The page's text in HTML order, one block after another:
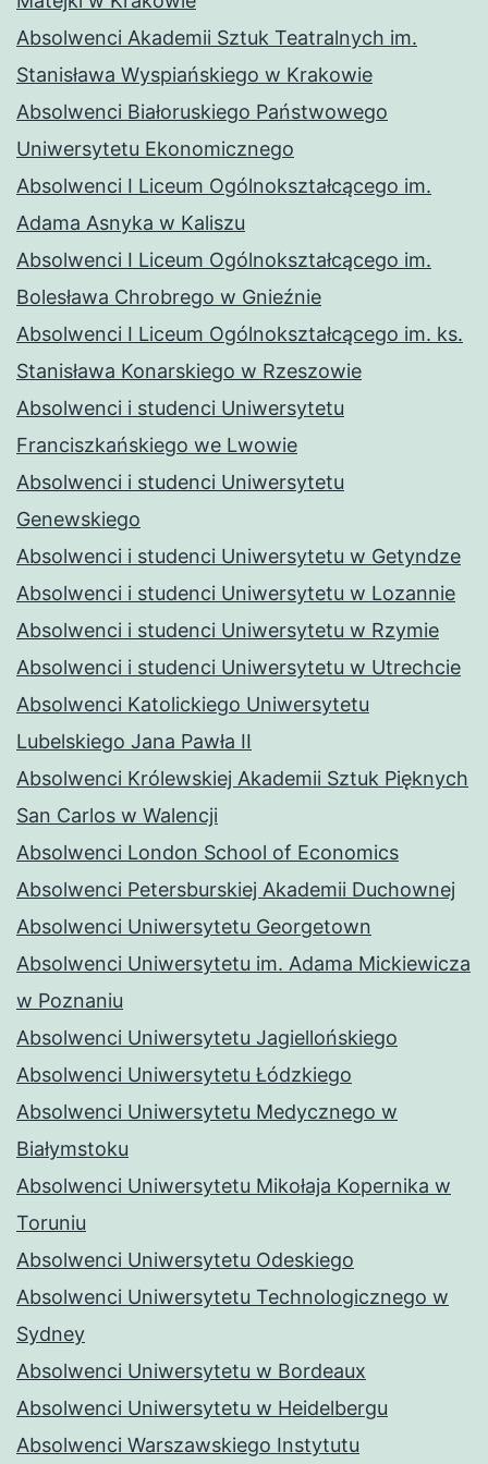
Absolwenci Akademii Sztuk Teatralnych im.
Stanisława Wyspiańskiego w Krakowie
Absolwenci Białoruskiego Państwowego
Uniwersytetu Ekonomicznego
Absolwenci I Liceum Ogólnokształcącego im.
Adama Asnyka w Kaliszu
Absolwenci I Liceum Ogólnokształcącego im.
Bolesława Chrobrego w Gnieźnie
Absolwenci I Liceum Ogólnokształcącego im. ks.
Stanisława Konarskiego w Rzeszowie
Absolwenci i studenci Uniwersytetu
Franciszkańskiego we Lwowie
Absolwenci i studenci Uniwersytetu
Genewskiego
Absolwenci i studenci Uniwersytetu w Getyndze
Absolwenci i studenci Uniwersytetu w Lozannie
Absolwenci i studenci Uniwersytetu w Rzymie
Absolwenci i studenci Uniwersytetu w Utrechcie
Absolwenci Katolickiego Uniwersytetu
Lubelskiego Jana Pawła II
Absolwenci Królewskiej Akademii Sztuk Pięknych
San Carlos w Walencji
Absolwenci London School of Economics
Absolwenci Petersburskiej Akademii Duchownej
Absolwenci Uniwersytetu Georgetown
Absolwenci Uniwersytetu im. Adama Mickiewicza
w Poznaniu
Absolwenci Uniwersytetu Jagiellońskiego
Absolwenci Uniwersytetu Łódzkiego
Absolwenci Uniwersytetu Medycznego w
Białymstoku
Absolwenci Uniwersytetu Mikołaja Kopernika w
Toruniu
Absolwenci Uniwersytetu Odeskiego
Absolwenci Uniwersytetu Technologicznego w
Sydney
Absolwenci Uniwersytetu w Bordeaux
Absolwenci Uniwersytetu w Heidelbergu
Absolwenci Warszawskiego Instytutu